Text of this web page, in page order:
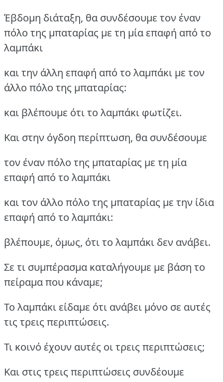
Έβδομη διάταξη, θα συνδέσουμε τον έναν
πόλο της μπαταρίας με τη μία επαφή από το
λαμπάκι
και την άλλη επαφή από το λαμπάκι με τον
άλλο πόλο της μπαταρίας:
και βλέπουμε ότι το λαμπάκι φωτίζει.
Και στην όγδοη περίπτωση, θα συνδέσουμε
τον έναν πόλο της μπαταρίας με τη μία
επαφή από το λαμπάκι
και τον άλλο πόλο της μπαταρίας με την ίδια
επαφή από το λαμπάκι:
βλέπουμε, όμως, ότι το λαμπάκι δεν ανάβει.
Σε τι συμπέρασμα καταλήγουμε με βάση το
πείραμα που κάναμε;
Το λαμπάκι είδαμε ότι ανάβει μόνο σε αυτές
τις τρεις περιπτώσεις.
Τι κοινό έχουν αυτές οι τρεις περιπτώσεις;
Και στις τρεις περιπτώσεις συνδέουμε